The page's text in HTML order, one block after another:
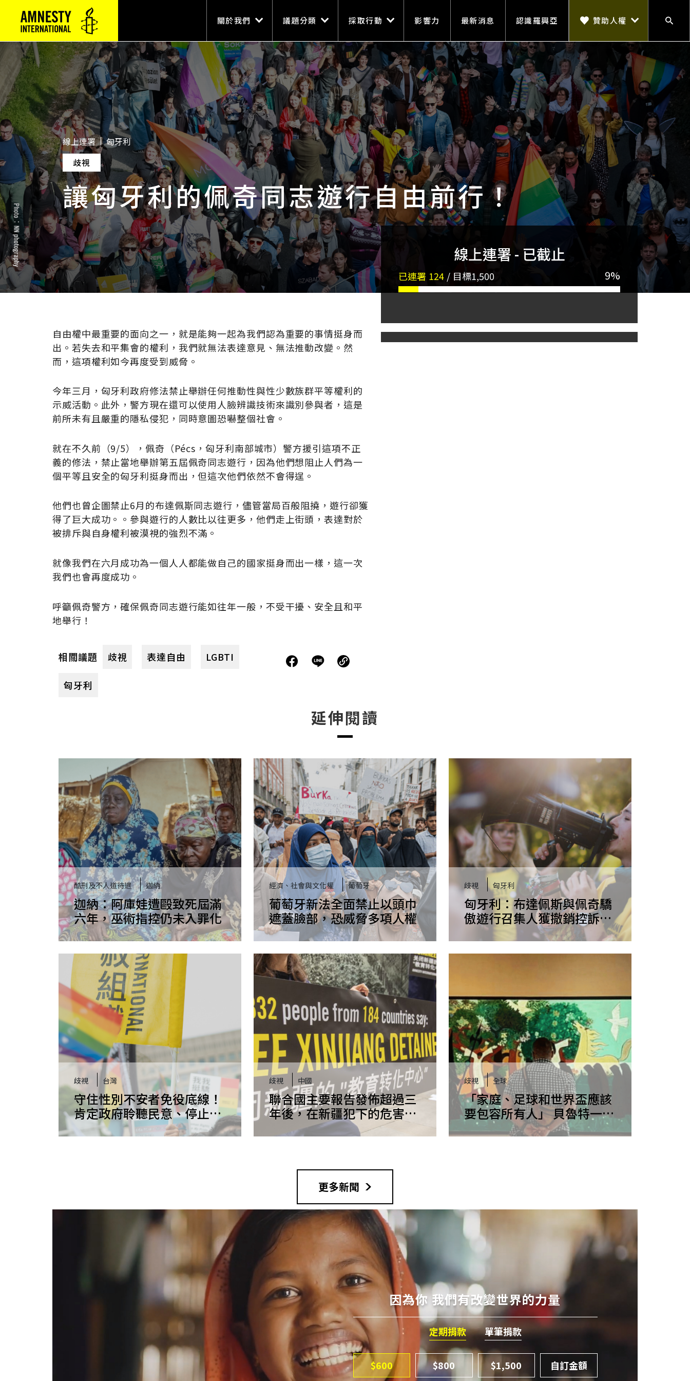
關於我們 議題分類 採取行動 影響力 最新消息 認識羅興亞 贊助人權
搜尋
線上連署
匈牙利
歧視
讓匈牙利的佩奇同志遊行自由前行！
自由權中最重要的面向之一，就是能夠一起為我們認為重要的事情挺身而
出。若失去和平集會的權利，我們就無法表達意見、無法推動改變。然
而，這項權利如今再度受到威脅。
今年三月，匈牙利政府修法禁止舉辦任何推動性與性少數族群平等權利的
示威活動。此外，警方現在還可以使用人臉辨識技術來識別參與者，這是
前所未有且嚴重的隱私侵犯，同時意圖恐嚇整個社會。
就在不久前（9/5），佩奇（Pécs，匈牙利南部城市）警方援引這項不正
義的修法，禁止當地舉辦第五屆佩奇同志遊行，因為他們想阻止人們為一
個平等且安全的匈牙利挺身而出，但這次他們依然不會得逞。
他們也曾企圖禁止6月的布達佩斯同志遊行，儘管當局百般阻撓，遊行卻獲
得了巨大成功。。參與遊行的人數比以往更多，他們走上街頭，表達對於
被排斥與自身權利被漠視的強烈不滿。
就像我們在六月成功為一個人人都能做自己的國家挺身而出一樣，這一次
我們也會再度成功。
呼籲佩奇警方，確保佩奇同志遊行能如往年一般，不受干擾、安全且和平
地舉行！
相關議題 歧視 表達自由 LGBTI
匈牙利
線上連署 - 已截止
已連署 124 / 目標1,500 9%
延伸閱讀
酷刑及不人道待遇 迦納
迦納：阿庫娃遭毆致死屆滿
六年，巫術指控仍未入罪化
經濟、社會與文化權 葡萄牙
葡萄牙新法全面禁止以頭巾
遮蓋臉部，恐威脅多項人權
歧視 匈牙利
匈牙利：布達佩斯與佩奇驕
傲遊行召集人獲撤銷控訴，
體現團結的力量
歧視 台灣
守住性別不安者免役底線！
肯定政府聆聽民意、停止修
惡，惟去醫療化與性別友善
改革仍須實質推進
歧視 中國
聯合國主要報告發佈超過三
年後，在新疆犯下的危害人
類罪仍未被問責
歧視 全球
「家庭、足球和世界盃應該
要包容所有人」 貝魯特一名
跨性別社群發起人的反思
更多新聞
因為你 我們有改變世界的力量
定期捐款 單筆捐款
$600 $800 $1,500